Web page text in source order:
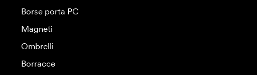
Borse porta PC
Magneti
Ombrelli
Borracce